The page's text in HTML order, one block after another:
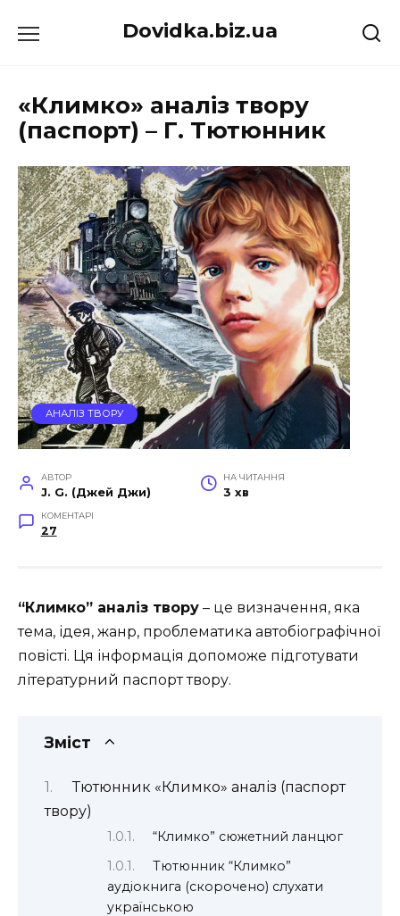
до
Dovidka.biz.ua
«Климко» аналіз твору
(паспорт) – Г. Тютюнник
АНАЛІЗ ТВОРУ
АВТОР
J. G. (Джей Джи)
НА ЧИТАННЯ
3 хв
КОМЕНТАРІ
27
“Климко” аналіз твору – це визначення, яка
тема, ідея, жанр, проблематика автобіографічної
повісті. Ця інформація допоможе підготувати
літературний паспорт твору.
Зміст
Тютюнник «Климко» аналіз (паспорт
твору)
“Климко” сюжетний ланцюг
Тютюнник “Климко”
аудіокнига (скорочено) слухати
українською